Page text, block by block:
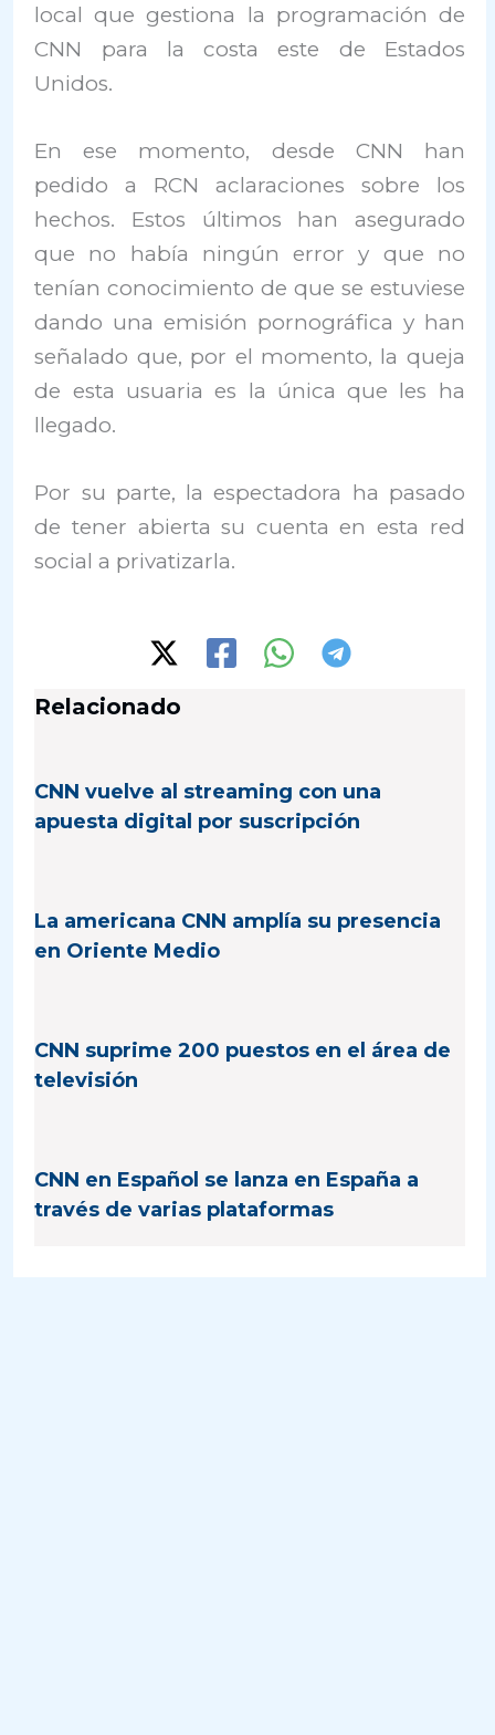
local que gestiona la programación de
CNN para la costa este de Estados
Unidos.
En ese momento, desde CNN han
pedido a RCN aclaraciones sobre los
hechos. Estos últimos han asegurado
que no había ningún error y que no
tenían conocimiento de que se estuviese
dando una emisión pornográfica y han
señalado que, por el momento, la queja
de esta usuaria es la única que les ha
llegado.
Por su parte, la espectadora ha pasado
de tener abierta su cuenta en esta red
social a privatizarla.
Relacionado
CNN vuelve al streaming con una
apuesta digital por suscripción
La americana CNN amplía su presencia
en Oriente Medio
CNN suprime 200 puestos en el área de
televisión
CNN en Español se lanza en España a
través de varias plataformas